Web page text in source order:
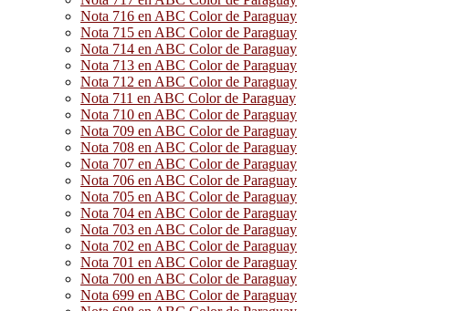
Nota 716 en ABC Color de Paraguay
Nota 715 en ABC Color de Paraguay
Nota 714 en ABC Color de Paraguay
Nota 713 en ABC Color de Paraguay
Nota 712 en ABC Color de Paraguay
Nota 711 en ABC Color de Paraguay
Nota 710 en ABC Color de Paraguay
Nota 709 en ABC Color de Paraguay
Nota 708 en ABC Color de Paraguay
Nota 707 en ABC Color de Paraguay
Nota 706 en ABC Color de Paraguay
Nota 705 en ABC Color de Paraguay
Nota 704 en ABC Color de Paraguay
Nota 703 en ABC Color de Paraguay
Nota 702 en ABC Color de Paraguay
Nota 701 en ABC Color de Paraguay
Nota 700 en ABC Color de Paraguay
Nota 699 en ABC Color de Paraguay